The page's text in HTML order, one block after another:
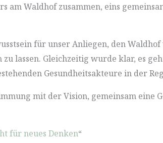
am Waldhof zusammen, eins
für unser Anliegen, den
lassen. Gleichzeitig wurde klar, es
Gesundheitsakteure in der
mit der Vision, gemeinsam eine
für neues Denken“